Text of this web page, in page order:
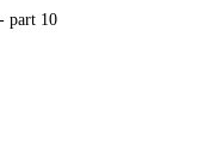
part 10